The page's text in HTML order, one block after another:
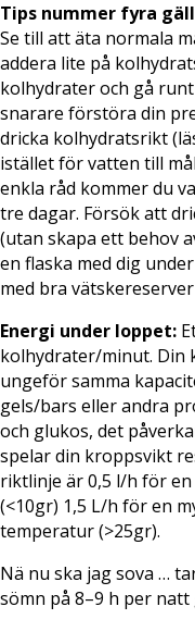
Tips nummer fyra
Se till att äta normala
addera lite på
kolhydrater och gå
snarare förstöra din
dricka kolhydratsrikt
istället för vatten till
enkla råd kommer du
tre dagar. Försök att
(utan skapa ett behov
en flaska med dig
med bra
Energi under loppet:
kolhydrater/minut. Din
ungeför samma
gels/bars eller andra
och glukos, det
spelar din kroppsvikt
riktlinje är 0,5 l/h för
(<10gr) 1,5 L/h för en
temperatur (>25gr).
Nä nu ska jag sova …
sömn på 8–9 h per